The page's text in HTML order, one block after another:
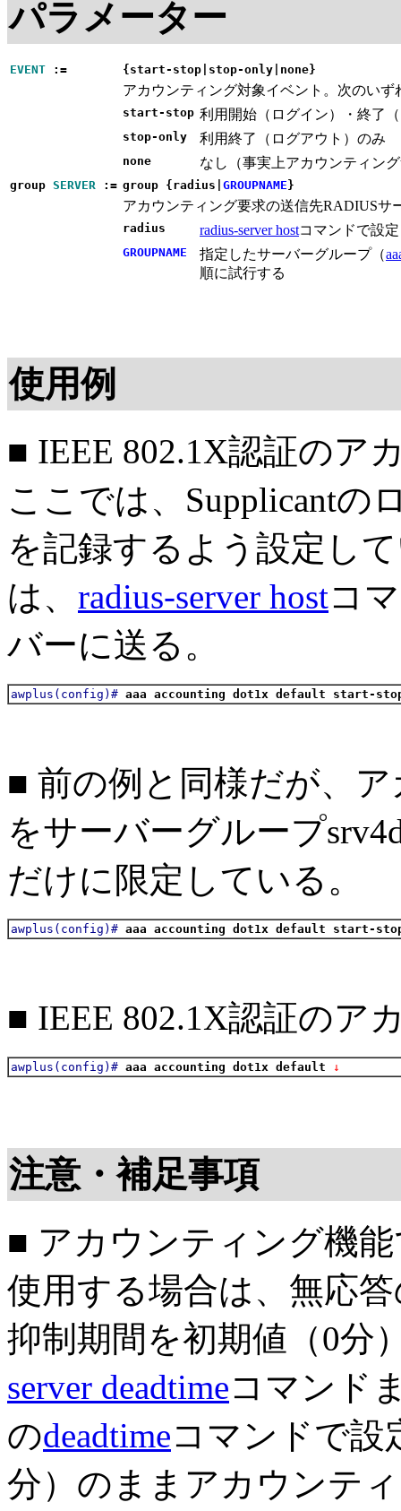
パラメーター
EVENT := {start-stop|stop-only|none}
アカウンティング対象イベント。次のいず
start-stop 利用開始（ログイン）・終了
stop-only 利用終了（ログアウト）のみ
none なし（事実上アカウンティン
group SERVER := group {radius| GROUPNAME }
アカウンティング要求の送信先RADIUSサ
radius radius-server hostコマンドで設
GROUPNAME 指定したサーバーグループ（
順に試行する
使用例
■ IEEE 802.1X認証のア
ここでは、Supplicantの
を記録するよう設定し
は、 radius-server hostコ
バーに送る。
awplus(config)# aaa accounting dot1x default start-
■ 前の例と同様だが、
をサーバーグループ
だけに限定している。
awplus(config)# aaa accounting dot1x default start-
■ IEEE 802.1X認証のア
awplus(config)# aaa accounting dot1x default ↓
注意・補足事項
■ アカウンティング機
使用する場合は、無応
抑制期間を初期値（0分
server deadtimeコマンド
のdeadtimeコマンドで設
分）のままアカウンテ